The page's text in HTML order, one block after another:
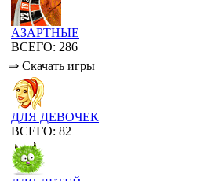
АЗАРТНЫЕ
ВСЕГО: 286
⇒ Скачать игры
ДЛЯ ДЕВОЧЕК
ВСЕГО: 82